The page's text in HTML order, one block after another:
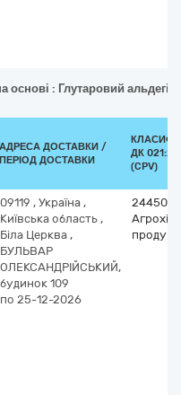
основі : Глутаровий
АДРЕСА ДОСТАВКИ /
ПЕРІОД ДОСТАВКИ
ДК
(CPV)
09119 , Україна ,
Київська область ,
Біла Церква ,
БУЛЬВАР
ОЛЕКСАНДРІЙСЬКИЙ,
будинок 109
по 25-12-2026